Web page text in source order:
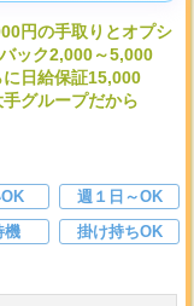
円の手取りとオプシ
ック2,000～5,000
に日給保証15,000
手グループだから
週１日～OK
機
掛け持ちOK